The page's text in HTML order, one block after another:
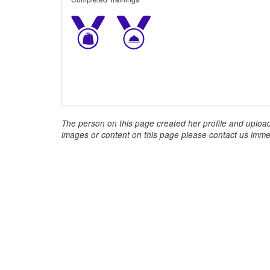
The person on this page created her profile and
images or content on this page please contact us